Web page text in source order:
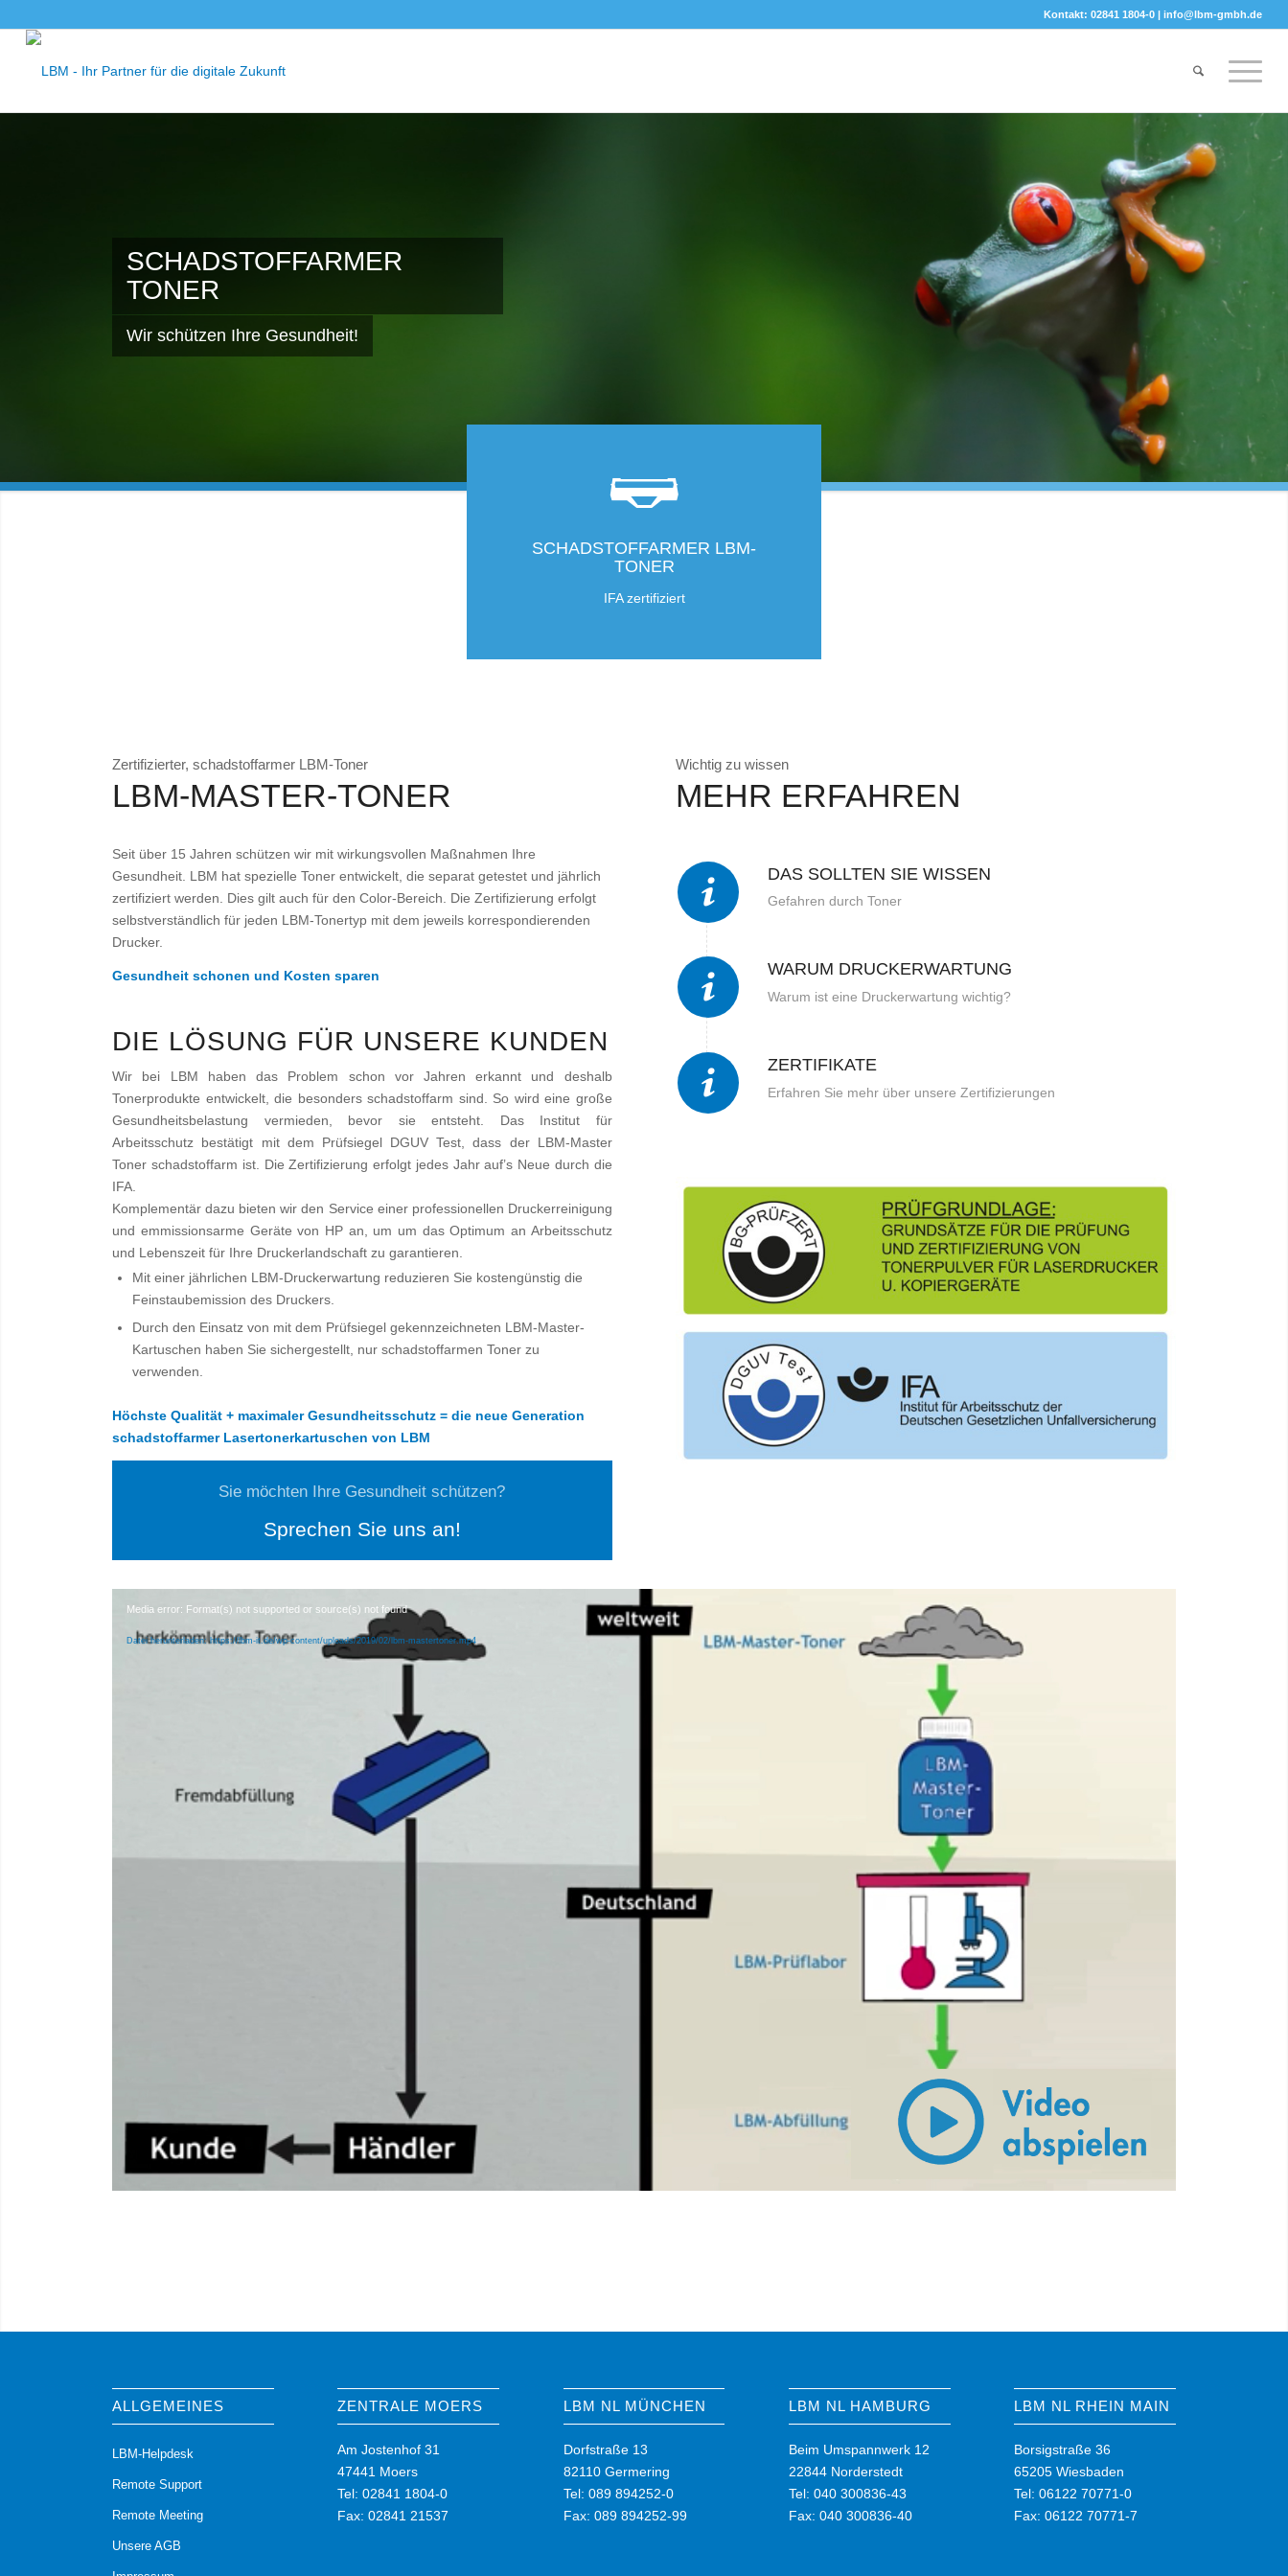
Kontakt: 02841 1804-0 |info@lbm-gmbh.de
SCHADSTOFFARMER
TONER
Wir schützen Ihre Gesundheit!
SCHADSTOFFARMER LBM-
TONER
IFA zertifiziert
Zertifizierter, schadstoffarmer LBM-Toner
LBM-MASTER-TONER
Seit über 15 Jahren schützen wir mit wirkungsvollen Maßnahmen Ihre
Gesundheit. LBM hat spezielle Toner entwickelt, die separat getestet und jährlich
zertifiziert werden. Dies gilt auch für den Color-Bereich. Die Zertifizierung erfolgt
selbstverständlich für jeden LBM-Tonertyp mit dem jeweils korrespondierenden
Drucker.
Gesundheit schonen und Kosten sparen
DIE LÖSUNG FÜR UNSERE KUNDEN
Wir bei LBM haben das Problem schon vor Jahren erkannt und deshalb
Tonerprodukte entwickelt, die besonders schadstoffarm sind. So wird eine große
Gesundheitsbelastung vermieden, bevor sie entsteht. Das Institut für
Arbeitsschutz bestätigt mit dem Prüfsiegel DGUV Test, dass der LBM-Master
Toner schadstoffarm ist. Die Zertifizierung erfolgt jedes Jahr auf’s Neue durch die
IFA.
Komplementär dazu bieten wir den Service einer professionellen Druckerreinigung
und emmissionsarme Geräte von HP an, um um das Optimum an Arbeitsschutz
und Lebenszeit für Ihre Druckerlandschaft zu garantieren.
Mit einer jährlichen LBM-Druckerwartung reduzieren Sie kostengünstig die
Feinstaubemission des Druckers.
Durch den Einsatz von mit dem Prüfsiegel gekennzeichneten LBM-Master-
Kartuschen haben Sie sichergestellt, nur schadstoffarmen Toner zu
verwenden.
Höchste Qualität + maximaler Gesundheitsschutz = die neue Generation
schadstoffarmer Lasertonerkartuschen von LBM
Sie möchten Ihre Gesundheit schützen?
Sprechen Sie uns an!
Wichtig zu wissen
MEHR ERFAHREN
DAS SOLLTEN SIE WISSEN
Gefahren durch Toner
WARUM DRUCKERWARTUNG
Warum ist eine Druckerwartung wichtig?
ZERTIFIKATE
Erfahren Sie mehr über unsere Zertifizierungen
Media error: Format(s) not supported or source(s) not found
Datei herunterladen: https://lbm-it.de/wp-content/uploads/2019/02/lbm-mastertoner.mp4
ALLGEMEINES
LBM-Helpdesk
Remote Support
Remote Meeting
Unsere AGB
ZENTRALE MOERS
Am Jostenhof 31
47441 Moers
Tel: 02841 1804-0
Fax: 02841 21537
LBM NL MÜNCHEN
Dorfstraße 13
82110 Germering
Tel: 089 894252-0
Fax: 089 894252-99
LBM NL HAMBURG
Beim Umspannwerk 12
22844 Norderstedt
Tel: 040 300836-43
Fax: 040 300836-40
LBM NL RHEIN MAIN
Borsigstraße 36
65205 Wiesbaden
Tel: 06122 70771-0
Fax: 06122 70771-7